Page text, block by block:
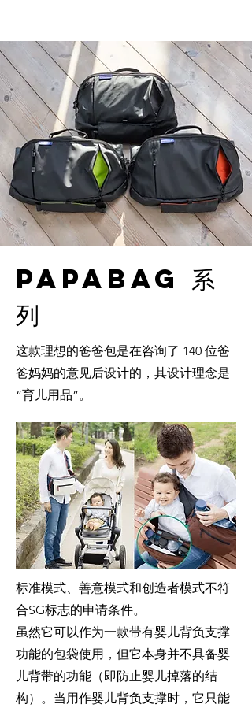
papabag 系
列
这款理想的爸爸包是在咨询了 140 位爸
爸妈妈的意见后设计的，其设计理念是
“育儿用品”。
标准模式、善意模式和创造者模式不符
合SG标志的申请条件。
虽然它可以作为一款带有婴儿背负支撑
功能的包袋使用，但它本身并不具备婴
儿背带的功能（即防止婴儿掉落的结
构）。当用作婴儿背负支撑时，它只能